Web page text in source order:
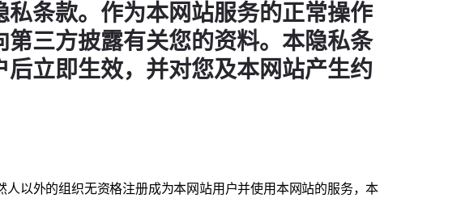
条款。作为本网站服务的正常操作
三方披露有关您的资料。本隐私条
立即生效，并对您及本网站产生约
以外的组织无资格注册成为本网站用户并使用本网站的服务，本